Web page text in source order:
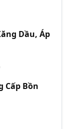
Dầu, Áp
Cấp Bồn